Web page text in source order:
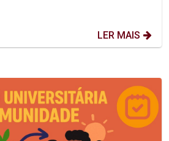
LER MAIS